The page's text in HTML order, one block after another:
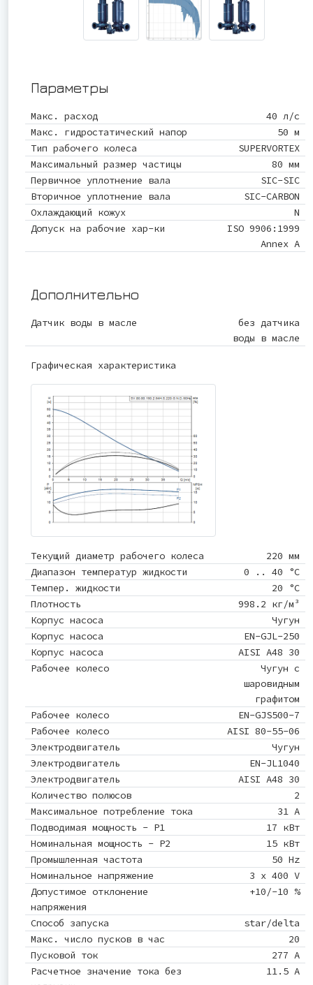
Параметры
Макс. расход
40 л/с
Макс. гидростатический напор
50 м
Тип рабочего колеса
SUPERVORTEX
Максимальный размер частицы
80 мм
Первичное уплотнение вала
SIC-SIC
Вторичное уплотнение вала
SIC-CARBON
Охлаждающий кожух
N
Допуск на рабочие хар-ки
ISO 9906:1999
Annex A
Дополнительно
Датчик воды в масле
без датчика
воды в масле
Графическая характеристика
Текущий диаметр рабочего колеса
220 мм
Диапазон температур жидкости
0 .. 40 °C
Темпер. жидкости
20 °C
Плотность
998.2 кг/м³
Корпус насоса
Чугун
Корпус насоса
EN-GJL-250
Корпус насоса
AISI A48 30
Рабочее колесо
Чугун с
шаровидным
графитом
Рабочее колесо
EN-GJS500-7
Рабочее колесо
AISI 80-55-06
Электродвигатель
Чугун
Электродвигатель
EN-JL1040
Электродвигатель
AISI A48 30
Количество полюсов
2
Максимальное потребление тока
31 A
Подводимая мощность - P1
17 кВт
Номинальная мощность - P2
15 кВт
Промышленная частота
50 Hz
Номинальное напряжение
3 x 400 V
Допустимое отклонение
напряжения
+10/-10 %
Способ запуска
star/delta
Макс. число пусков в час
20
Пусковой ток
277 A
Расчетное значение тока без
11.5 A